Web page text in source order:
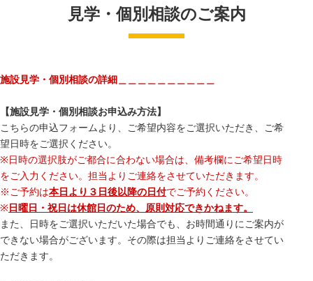
見学・個別相談のご案内
施設見学・個別相談の詳細＿＿＿＿＿＿＿＿＿＿
【施設見学・個別相談お申込み方法】
こちらの申込フォームより、ご希望内容をご選択いただき、ご希
望日時をご選択ください。
※日時の選択肢がご都合に合わない場合は、備考欄にご希望日時
をご入力ください。担当よりご連絡をさせていただきます。
※ご予約は本日より３日後以降の日付でご予約ください。
※日曜日・祝日は休館日のため、原則対応できかねます。
また、日時をご選択いただいた場合でも、お時間通りにご案内が
できない場合がございます。その際は担当よりご連絡をさせてい
ただきます。